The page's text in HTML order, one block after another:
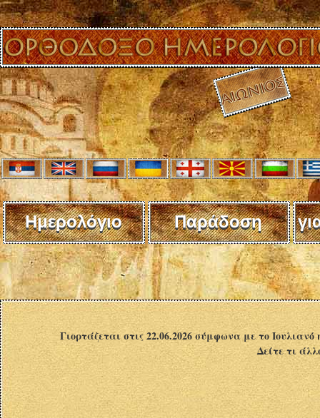
Ημερολόγιο Παράδοση
Γιορτάζεται στις 22.06.2026 σύμφωνα με το
Δείτε τι